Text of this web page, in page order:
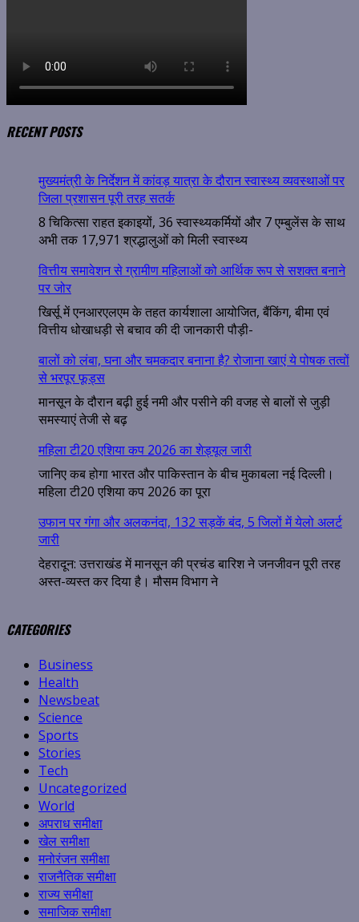
RECENT POSTS
मुख्यमंत्री के निर्देशन में कांवड़ यात्रा के दौरान स्वास्थ्य व्यवस्थाओं पर
जिला प्रशासन पूरी तरह सतर्क
8 चिकित्सा राहत इकाइयों, 36 स्वास्थ्यकर्मियों और 7 एम्बुलेंस के साथ
अभी तक 17,971 श्रद्धालुओं को मिली स्वास्थ्य
वित्तीय समावेशन से ग्रामीण महिलाओं को आर्थिक रूप से सशक्त बनाने
पर जोर
खिर्सू में एनआरएलएम के तहत कार्यशाला आयोजित, बैंकिंग, बीमा एवं
वित्तीय धोखाधड़ी से बचाव की दी जानकारी पौड़ी-
बालों को लंबा, घना और चमकदार बनाना है? रोजाना खाएं ये पोषक तत्वों
से भरपूर फूड्स
मानसून के दौरान बढ़ी हुई नमी और पसीने की वजह से बालों से जुड़ी
समस्याएं तेजी से बढ़
महिला टी20 एशिया कप 2026 का शेड्यूल जारी
जानिए कब होगा भारत और पाकिस्तान के बीच मुकाबला नई दिल्ली।
महिला टी20 एशिया कप 2026 का पूरा
उफान पर गंगा और अलकनंदा, 132 सड़कें बंद, 5 जिलों में येलो अलर्ट
जारी
देहरादून: उत्तराखंड में मानसून की प्रचंड बारिश ने जनजीवन पूरी तरह
अस्त-व्यस्त कर दिया है। मौसम विभाग ने
CATEGORIES
Business
Health
Newsbeat
Science
Sports
Stories
Tech
Uncategorized
World
अपराध समीक्षा
खेल समीक्षा
मनोरंजन समीक्षा
राजनैतिक समीक्षा
राज्य समीक्षा
समाजिक समीक्षा